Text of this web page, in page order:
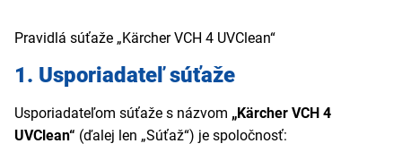
Pravidlá súťaže „Kärcher VCH 4 UVClean“
1. Usporiadateľ súťaže
Usporiadateľom súťaže s názvom „Kärcher VCH 4
UVClean“ (ďalej len „Súťaž“) je spoločnosť: